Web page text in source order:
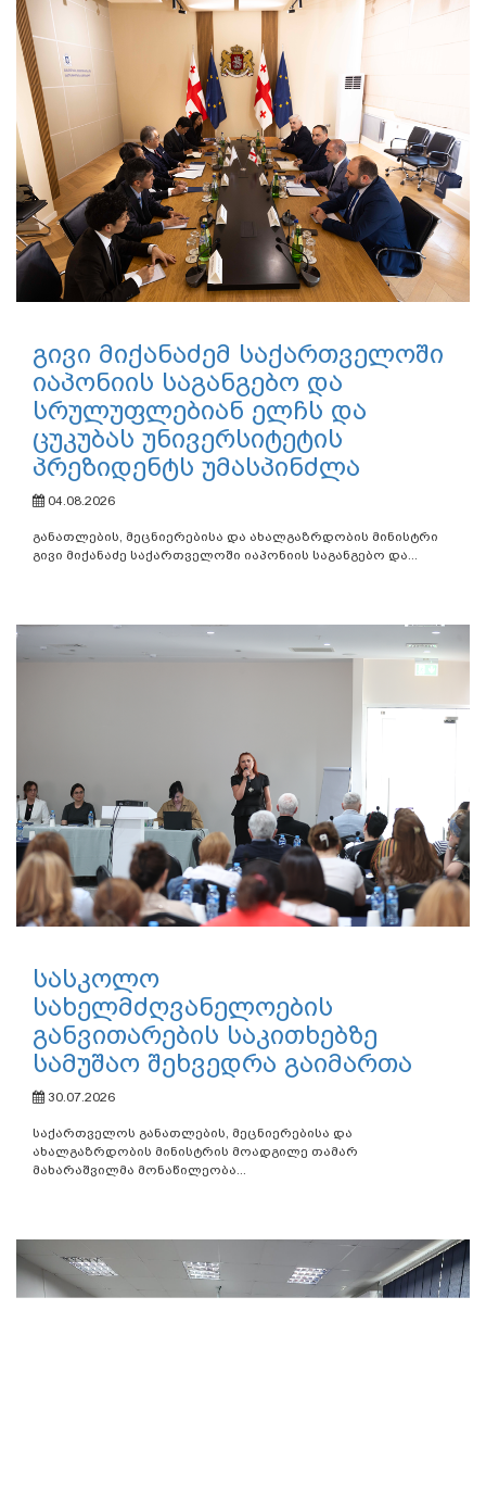
გივი მიქანაძემ საქართველოში
იაპონიის საგანგებო და
სრულუფლებიან ელჩს და
ცუკუბას უნივერსიტეტის
პრეზიდენტს უმასპინძლა
04.08.2026
განათლების, მეცნიერებისა და ახალგაზრდობის მინისტრი
გივი მიქანაძე საქართველოში იაპონიის საგანგებო და...
სასკოლო
სახელმძღვანელოების
განვითარების საკითხებზე
სამუშაო შეხვედრა გაიმართა
30.07.2026
საქართველოს განათლების, მეცნიერებისა და
ახალგაზრდობის მინისტრის მოადგილე თამარ
მახარაშვილმა მონაწილეობა...